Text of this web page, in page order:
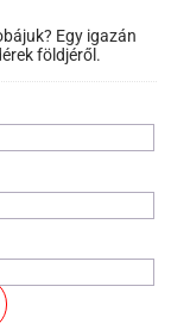
Egy igazán
földjéről.